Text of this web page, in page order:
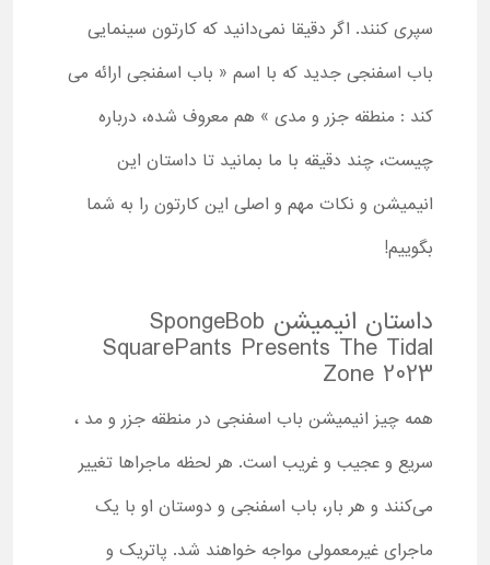
سپری کنند. اگر دقیقا نمی‌دانید که کارتون سینمایی
باب اسفنجی جدید که با اسم « باب اسفنجی ارائه می
کند : منطقه جزر و مدی » هم معروف شده، درباره
چیست، چند دقیقه با ما بمانید تا داستان این
انیمیشن و نکات مهم و اصلی این کارتون را به شما
بگوییم!
داستان انیمیشن SpongeBob
SquarePants Presents The Tidal
Zone 2023
همه چیز انیمیشن باب اسفنجی در منطقه جزر و مد ،
سریع و عجیب و غریب است. هر لحظه ماجراها تغییر
می‌کنند و هر بار، باب اسفنجی و دوستان او با یک
ماجرای غیرمعمولی مواجه خواهند شد. پاتریک و